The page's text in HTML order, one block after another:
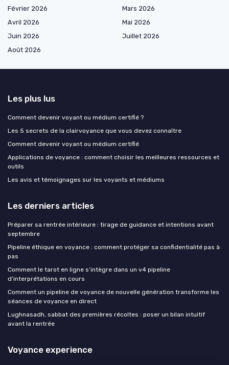
Février 2026
Mars 2026
Avril 2026
Mai 2026
Juin 2026
Juillet 2026
Août 2026
Les plus lus
Comment devenir voyant ou médium certifié ?
Les 5 secrets de la clairvoyance que vous devez connaître
Comment devenir voyant ou médium certifié
Applications de voyance : comment choisir les meilleures ressources et
outils
Les avis et témoignages sur les voyants et médiums
Les derniers articles
Préparer sa rentrée intérieure : tirage de guidance et intentions avant
septembre
Pipeline éthique en voyance : comment protéger sa confidentialité pas à
pas
Comment le tarot en ligne s’intègre dans un v4 pipeline
d’interprétations en cours
Comment un pipeline de voyance de nouvelle génération transforme les
séances de voyance en direct
Lughnasadh, sabbat des premières récoltes : poser un bilan intuitif
avant la rentrée
Voyance experience